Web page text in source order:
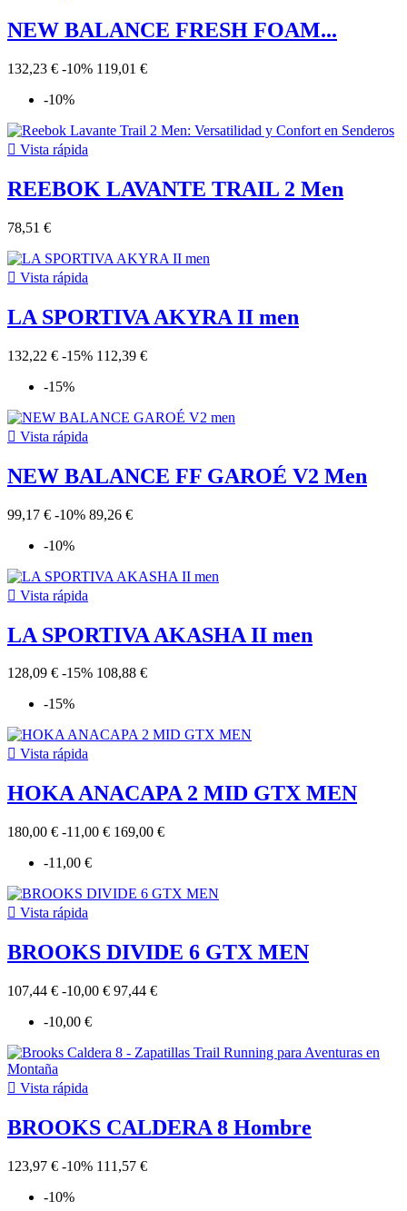
NEW BALANCE FRESH FOAM...
132,23 € -10% 119,01 €
-10%
 Vista rápida
REEBOK LAVANTE TRAIL 2 Men
78,51 €
 Vista rápida
LA SPORTIVA AKYRA II men
132,22 € -15% 112,39 €
-15%
 Vista rápida
NEW BALANCE FF GAROÉ V2 Men
99,17 € -10% 89,26 €
-10%
 Vista rápida
LA SPORTIVA AKASHA II men
128,09 € -15% 108,88 €
-15%
 Vista rápida
HOKA ANACAPA 2 MID GTX MEN
180,00 € -11,00 € 169,00 €
-11,00 €
 Vista rápida
BROOKS DIVIDE 6 GTX MEN
107,44 € -10,00 € 97,44 €
-10,00 €
 Vista rápida
BROOKS CALDERA 8 Hombre
123,97 € -10% 111,57 €
-10%